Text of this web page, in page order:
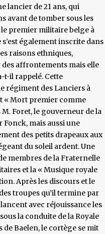
lancier de 21 ans, qui
avant de tomber sous les
premier militaire belge à
également inscrite dans
raisons ethniques,
des affrontements mais elle
t-il rappelé. Cette
régiment des Lanciers à
« Mort premier comme
Foret, le gouverneur de la
mais aussi une
des petits drapeaux aux
du soleil ardent. Une
membres de la Fraternelle
et la « Musique royale
Après les discours et le
troupes qu’il termine par
avec réjouissance les
la conduite de la Royale
Baelen, le cortège se mit